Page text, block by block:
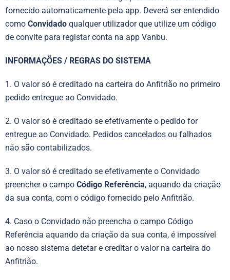
fornecido automaticamente pela app. Deverá ser entendido
como Convidado qualquer utilizador que utilize um código
de convite para registar conta na app Vanbu.
INFORMAÇÕES / REGRAS DO SISTEMA
1. O valor só é creditado na carteira do Anfitrião no primeiro
pedido entregue ao Convidado.
2. O valor só é creditado se efetivamente o pedido for
entregue ao Convidado. Pedidos cancelados ou falhados
não são contabilizados.
3. O valor só é creditado se efetivamente o Convidado
preencher o campo Código Referência, aquando da criação
da sua conta, com o código fornecido pelo Anfitrião.
4. Caso o Convidado não preencha o campo Código
Referência aquando da criação da sua conta, é impossível
ao nosso sistema detetar e creditar o valor na carteira do
Anfitrião.